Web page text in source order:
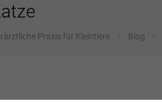
Praxis für Kleintiere Blog